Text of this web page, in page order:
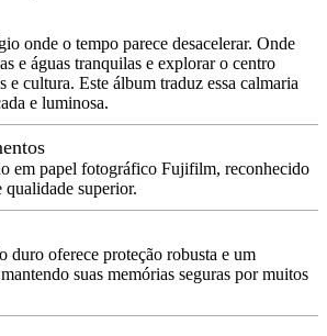
onde o tempo parece desacelerar. Onde
e águas tranquilas e explorar o centro
e cultura. Este álbum traduz essa calmaria
e luminosa.
em papel fotográfico Fujifilm, reconhecido
qualidade superior.
duro oferece proteção robusta e um
suas memórias seguras por muitos